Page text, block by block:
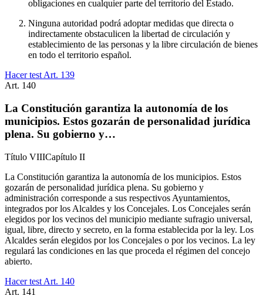
obligaciones en cualquier parte del territorio del Estado.
Ninguna autoridad podrá adoptar medidas que directa o
indirectamente obstaculicen la libertad de circulación y
establecimiento de las personas y la libre circulación de bienes
en todo el territorio español.
Hacer test Art. 139
Art. 140
La Constitución garantiza la autonomía de los
municipios. Estos gozarán de personalidad jurídica
plena. Su gobierno y…
Título VIIICapítulo II
La Constitución garantiza la autonomía de los municipios. Estos
gozarán de personalidad jurídica plena. Su gobierno y
administración corresponde a sus respectivos Ayuntamientos,
integrados por los Alcaldes y los Concejales. Los Concejales serán
elegidos por los vecinos del municipio mediante sufragio universal,
igual, libre, directo y secreto, en la forma establecida por la ley. Los
Alcaldes serán elegidos por los Concejales o por los vecinos. La ley
regulará las condiciones en las que proceda el régimen del concejo
abierto.
Hacer test Art. 140
Art. 141